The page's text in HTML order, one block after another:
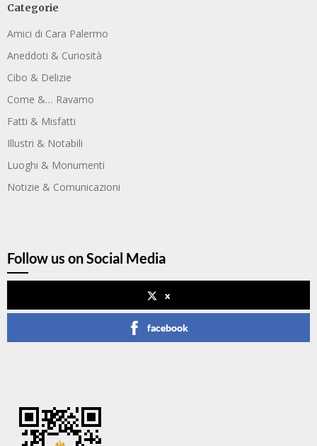
Categorie
Amici di Cara Palermo
Aneddoti & Curiosità
Cibo & Delizie
Come &… Ravamo
Fatti & Misfatti
Illustri & Notabili
Luoghi & Monumenti
Notizie & Comunicazioni
Follow us on Social Media
x
facebook